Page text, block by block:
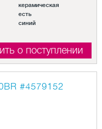
керамическая
есть
синий
о поступлении
#4579152